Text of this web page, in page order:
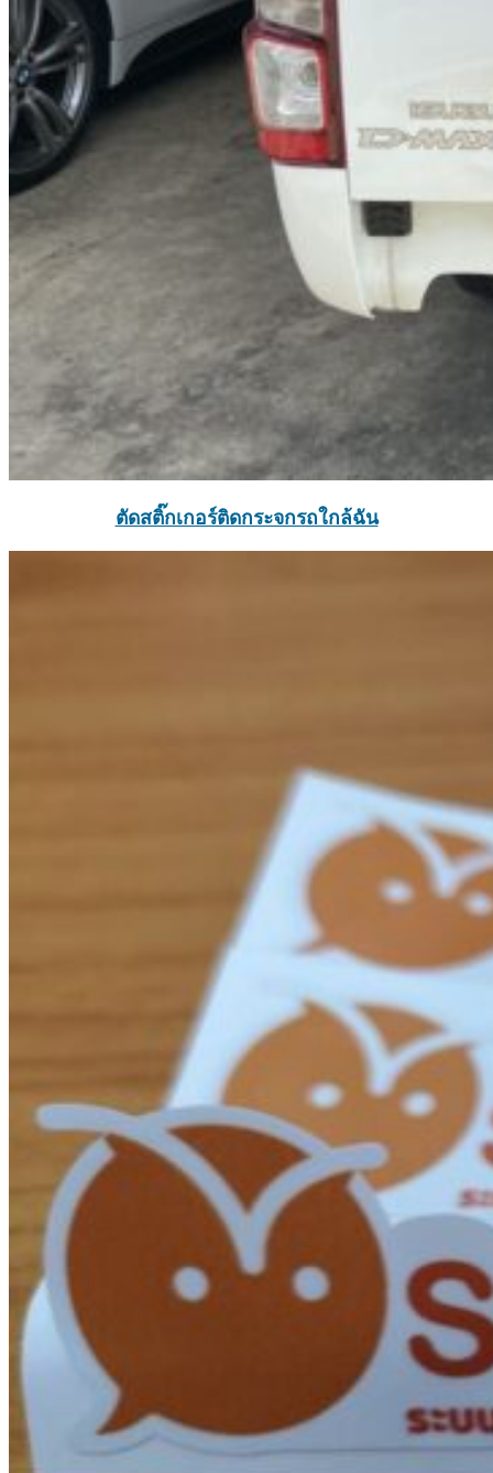
ตัดสติ๊กเกอร์ติดกระจกรถใกล้ฉัน